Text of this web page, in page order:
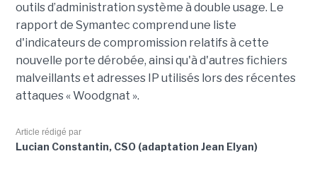
outils d’administration système à double usage. Le
rapport de Symantec comprend une liste
d'indicateurs de compromission relatifs à cette
nouvelle porte dérobée, ainsi qu'à d'autres fichiers
malveillants et adresses IP utilisés lors des récentes
attaques « Woodgnat ».
Article rédigé par
Lucian Constantin, CSO (adaptation Jean Elyan)